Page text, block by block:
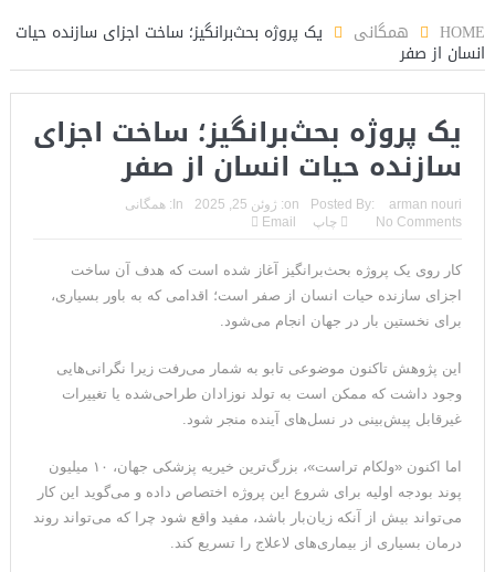
HOME همگانی یک پروژه بحث‌برانگیز؛ ساخت اجزای سازنده حیات
انسان از صفر
یک پروژه بحث‌برانگیز؛ ساخت اجزای
سازنده حیات انسان از صفر
Posted By: arman nouri
on: ژوئن 25, 2025 In: همگانی
No Comments
چاپ Email
کار روی یک پروژه بحث‌برانگیز آغاز شده است که هدف آن ساخت
اجزای سازنده حیات انسان از صفر است؛ اقدامی که به باور بسیاری،
برای نخستین بار در جهان انجام می‌شود.
این پژوهش تاکنون موضوعی تابو به شمار می‌رفت زیرا نگرانی‌هایی
وجود داشت که ممکن است به تولد نوزادان طراحی‌شده یا تغییرات
غیرقابل پیش‌بینی در نسل‌های آینده منجر شود.
اما اکنون «ولکام تراست»، بزرگ‌ترین خیریه پزشکی جهان، ۱۰ میلیون
پوند بودجه اولیه برای شروع این پروژه اختصاص داده و می‌گوید این کار
می‌تواند بیش از آنکه زیان‌بار باشد، مفید واقع شود چرا که می‌تواند روند
درمان بسیاری از بیماری‌های لاعلاج را تسریع کند.